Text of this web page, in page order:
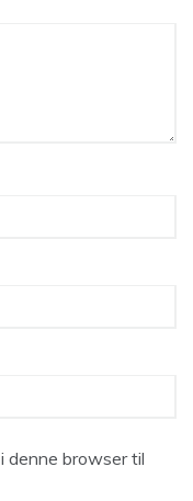
denne browser til